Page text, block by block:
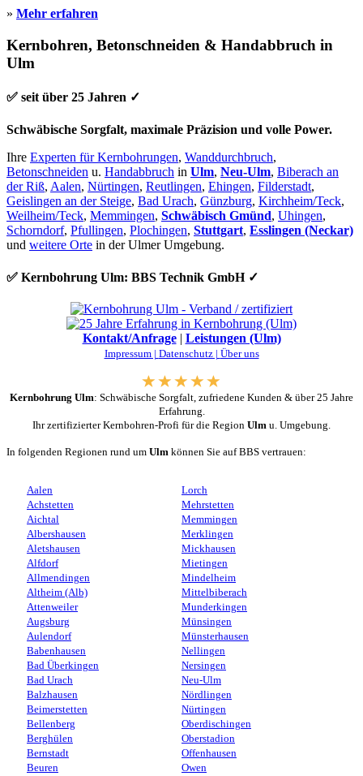
» Mehr erfahren
Kernbohren, Betonschneiden & Handabbruch in
Ulm
✅ seit über 25 Jahren ✓
Schwäbische Sorgfalt, maximale Präzision und volle Power.
Ihre Experten für Kernbohrungen, Wanddurchbruch,
Betonschneiden u. Handabbruch in Ulm, Neu-Ulm, Biberach an
der Riß, Aalen, Nürtingen, Reutlingen, Ehingen, Filderstadt,
Geislingen an der Steige, Bad Urach, Günzburg, Kirchheim/Teck,
Weilheim/Teck, Memmingen, Schwäbisch Gmünd, Uhingen,
Schorndorf, Pfullingen, Plochingen, Stuttgart, Esslingen (Neckar)
und weitere Orte in der Ulmer Umgebung.
✅ Kernbohrung Ulm: BBS Technik GmbH ✓
Kontakt/Anfrage| Leistungen (Ulm)
Impressum | Datenschutz | Über uns
Kernbohrung Ulm: Schwäbische Sorgfalt, zufriedene Kunden & über 25 Jahre
Erfahrung.
Ihr zertifizierter Kernbohren-Profi für die Region Ulm u. Umgebung.
In folgenden Regionen rund um Ulm können Sie auf BBS vertrauen:
Aalen
Achstetten
Aichtal
Albershausen
Aletshausen
Alfdorf
Allmendingen
Altheim (Alb)
Attenweiler
Augsburg
Aulendorf
Babenhausen
Bad Überkingen
Bad Urach
Balzhausen
Beimerstetten
Bellenberg
Berghülen
Bernstadt
Beuren
Lorch
Mehrstetten
Memmingen
Merklingen
Mickhausen
Mietingen
Mindelheim
Mittelbiberach
Munderkingen
Münsingen
Münsterhausen
Nellingen
Nersingen
Neu-Ulm
Nördlingen
Nürtingen
Oberdischingen
Oberstadion
Offenhausen
Owen